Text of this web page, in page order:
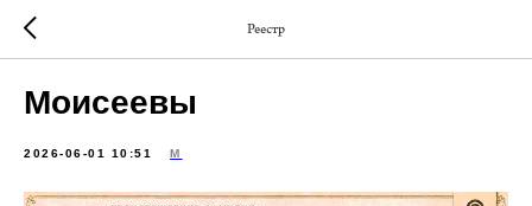
Реестр
Моисеевы
2026-06-01 10:51 М